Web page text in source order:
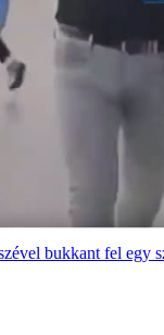
bukkant fel egy